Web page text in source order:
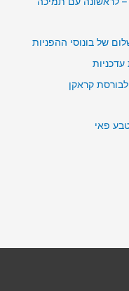
של בונוסי ההפניות
נכנס לבורסת קראקן
פאי